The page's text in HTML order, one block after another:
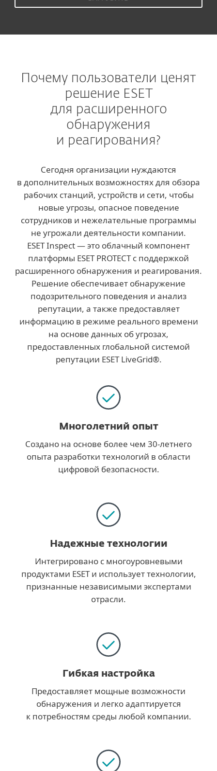
Почему пользователи ценят
решение ESET
для расширенного
обнаружения
и реагирования?
Сегодня организации нуждаются
в дополнительных возможностях для обзора
рабочих станций, устройств и сети, чтобы
новые угрозы, опасное поведение
сотрудников и нежелательные программы
не угрожали деятельности компании.
ESET Inspect — это облачный компонент
платформы ESET PROTECT с поддержкой
расширенного обнаружения и реагирования.
Решение обеспечивает обнаружение
подозрительного поведения и анализ
репутации, а также предоставляет
информацию в режиме реального времени
на основе данных об угрозах,
предоставленных глобальной системой
репутации ESET LiveGrid®.
Многолетний опыт
Создано на основе более чем 30-летнего
опыта разработки технологий в области
цифровой безопасности.
Надежные технологии
Интегрировано с многоуровневыми
продуктами ESET и использует технологии,
признанные независимыми экспертами
отрасли.
Гибкая настройка
Предоставляет мощные возможности
обнаружения и легко адаптируется
к потребностям среды любой компании.